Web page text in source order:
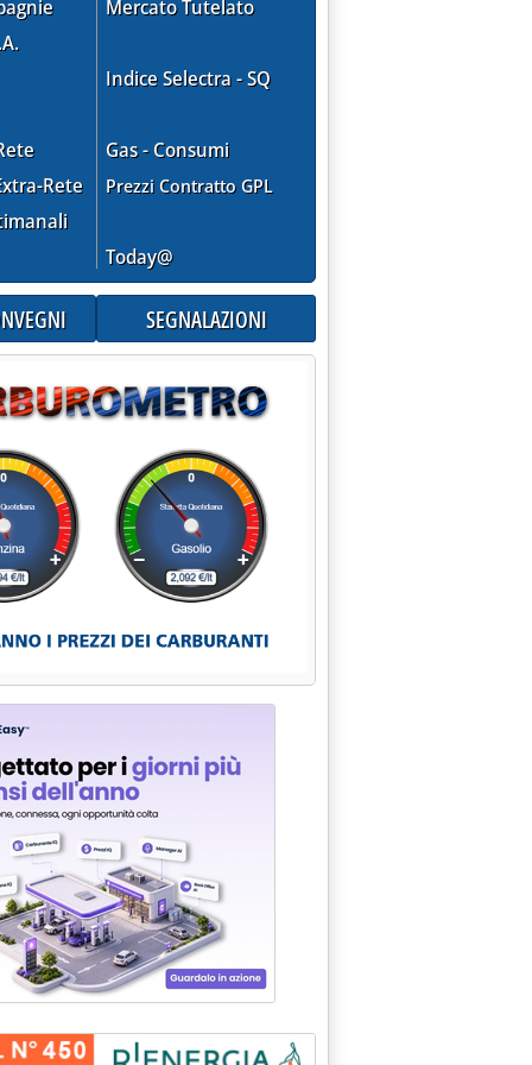
le accise sul gasolio, ridurre gli oneri sull'elettricità”'
primo fornitore di greggio'
Rete
Mercato Tutelato
Indice Selectra - SQ
Gas - Consumi
Prezzi Contratto GPL
Today@
SEGNALAZIONI